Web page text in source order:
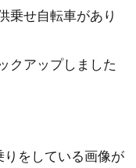
乗せ自転車があり
クアップしました
をしている画像が